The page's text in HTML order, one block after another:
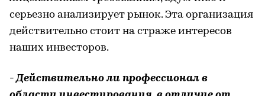
серьезно анализирует рынок. Эта организация
действительно стоит на страже интересов
наших инвесторов.
- Действительно ли профессионал в